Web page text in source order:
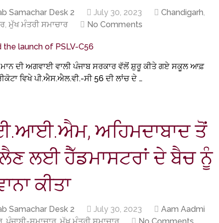
Samachar Desk 2 July 30, 2023 Chandigarh,
, ਮੁੱਖ ਮੰਤਰੀ ਸਮਾਚਾਰ No Comments
ਦੀ ਅਗਵਾਈ ਵਾਲੀ ਪੰਜਾਬ ਸਰਕਾਰ ਵੱਲੋਂ ਸ਼ੁਰੂ ਕੀਤੇ ਗਏ ਸਕੂਲ ਆਫ਼
ਵਿਖੇ ਪੀ.ਐਸ.ਐਲ.ਵੀ.-ਸੀ 56 ਦੀ ਲਾਂਚ ਦੇ …
ਅਹਿਮਦਾਬਾਦ ਤੋਂ
ਲਈ ਹੈੱਡਮਾਸਟਰਾਂ ਦੇ ਬੈਚ ਨੂੰ
ਕੀਤਾ
Samachar Desk 2 July 30, 2023
Aam Aadmi